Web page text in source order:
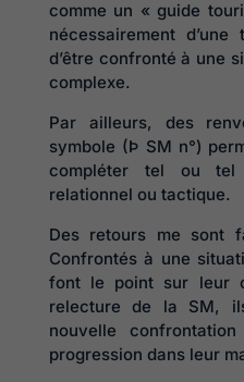
comme un « guide
nécessairement
d’être confronté à une
complexe.
Par ailleurs, des
symbole (Þ SM n°)
compléter tel ou tel
relationnel ou tactique.
Des retours me sont
Confrontés à une
font le point sur leur
relecture de la SM,
nouvelle
progression dans leur